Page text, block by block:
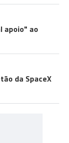
apoio" ao
da SpaceX